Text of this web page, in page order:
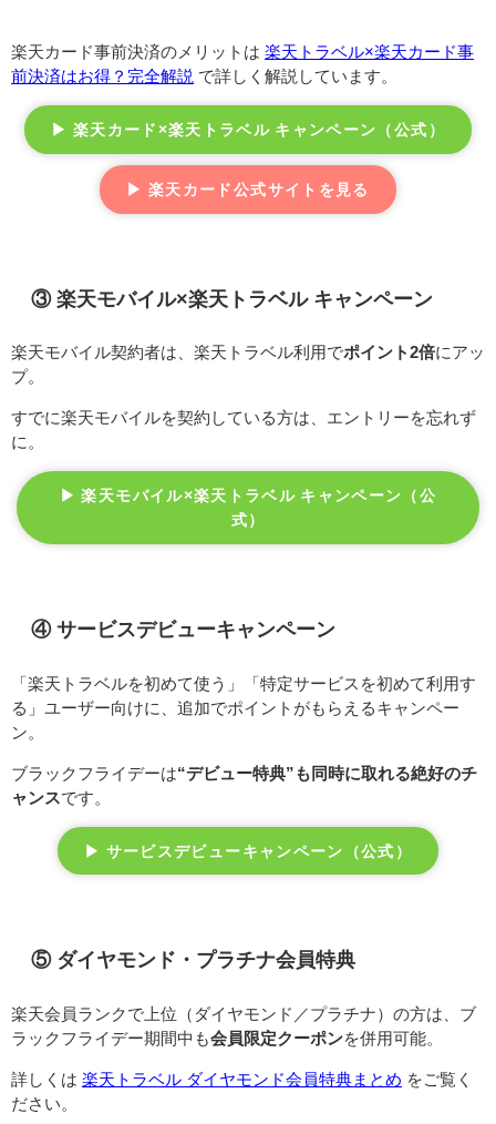
楽天カード事前決済のメリットは 楽天トラベル×楽天カード事
前決済はお得？完全解説 で詳しく解説しています。
▶ 楽天カード×楽天トラベル キャンペーン（公式）
▶ 楽天カード公式サイトを見る
③ 楽天モバイル×楽天トラベル キャンペーン
楽天モバイル契約者は、楽天トラベル利用でポイント2倍にアッ
プ。
すでに楽天モバイルを契約している方は、エントリーを忘れず
に。
▶ 楽天モバイル×楽天トラベル キャンペーン（公
式）
④ サービスデビューキャンペーン
「楽天トラベルを初めて使う」「特定サービスを初めて利用す
る」ユーザー向けに、追加でポイントがもらえるキャンペー
ン。
ブラックフライデーは“デビュー特典”も同時に取れる絶好のチ
ャンス です。
▶ サービスデビューキャンペーン（公式）
⑤ ダイヤモンド・プラチナ会員特典
楽天会員ランクで上位（ダイヤモンド／プラチナ）の方は、ブ
ラックフライデー期間中も会員限定クーポンを併用可能。
詳しくは 楽天トラベル ダイヤモンド会員特典まとめ をご覧く
ださい。